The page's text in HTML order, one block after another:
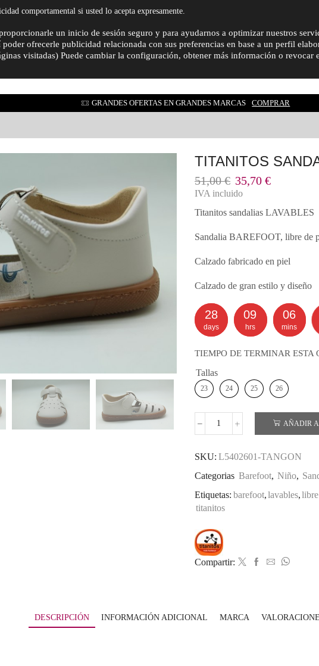
HOMBRE MUJER NIÑO OFERTAS
GRANDES OFERTAS EN GRANDES MARCAS COMPRAR
TITANITOS
51,00€ El
precio
original
51,00 €.
35,70 €El
actual
35,70 €.
IVA incluido
Titanitos sandalias LAVABLES
Sandalia BAREFOOT, libre de
Calzado fabricado en piel
Calzado de gran estilo y diseño
28
days
09
hrs
06
mins
TIEMPO DE TERMINAR ESTA
Tallas
23 24 25 26
TITANITOS
BAREFOOT
AÑADIR
SKU: L5402601-TANGON
Categorias Barefoot, Niño,
Etiquetas: barefoot,lavables,
titanitos
Compartir:
DESCRIPCIÓN INFORMACIÓN ADICIONAL MARCA
comportamental si usted lo acepta expresamente.
un inicio de sesión seguro y para ayudarnos a optimizar nuestros
ofrecerle publicidad relacionada con sus preferencias en base a un perfil
visitadas) Puede cambiar la configuración, obtener más información o revocar